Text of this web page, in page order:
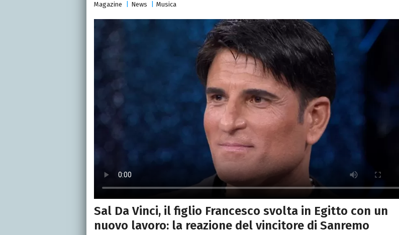
Magazine News Musica
Sal Da Vinci, il figlio Francesco svolta in Egitto con un
nuovo lavoro: la reazione del vincitore di Sanremo